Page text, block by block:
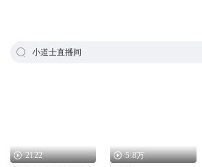
小道士直播间
2122 5.8万